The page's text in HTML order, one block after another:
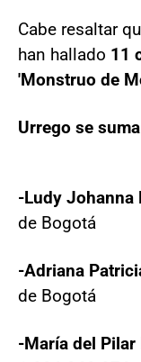
Cabe resaltar
han hallado 11
'Monstruo de
Urrego se
-Ludy Johanna
de Bogotá
-Adriana
de Bogotá
-María del